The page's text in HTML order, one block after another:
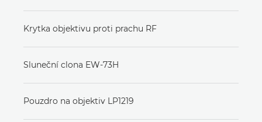
Krytka objektivu proti prachu RF
Sluneční clona EW-73H
Pouzdro na objektiv LP1219